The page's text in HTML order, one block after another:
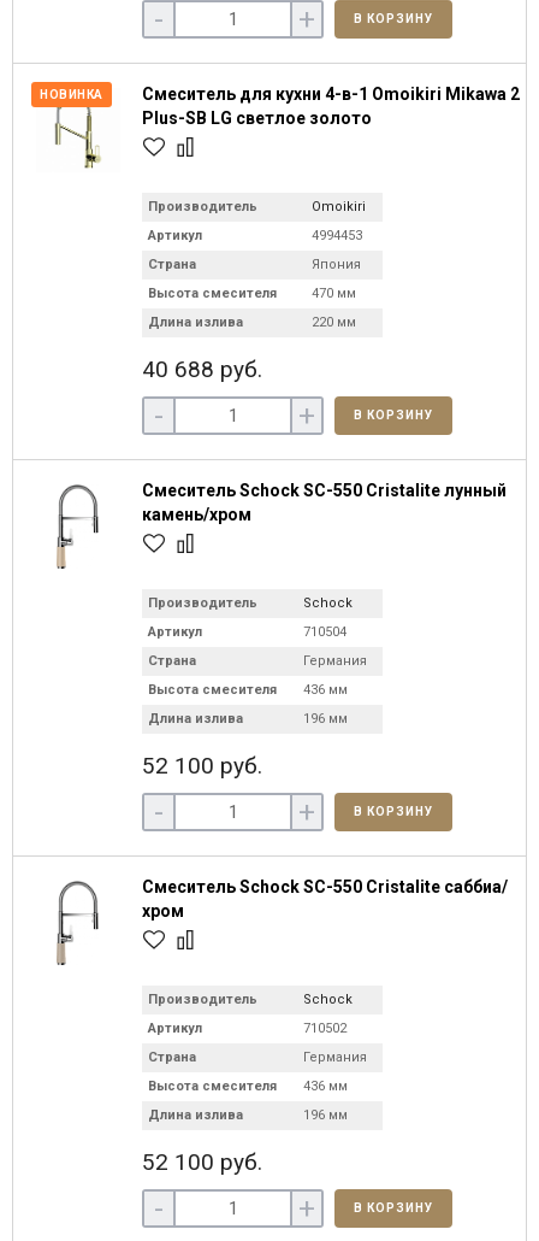
- + В КОРЗИНУ
НОВИНКА
Смеситель для кухни 4-в-1 Omoikiri Mikawa 2
Plus-SB LG светлое золото
Производитель
Omoikiri
Артикул
4994453
Страна
Япония
Высота смесителя
470 мм
Длина излива
220 мм
40 688 руб.
- + В КОРЗИНУ
Смеситель Schock SC-550 Cristalite лунный
камень/хром
Производитель
Schock
Артикул
710504
Страна
Германия
Высота смесителя
436 мм
Длина излива
196 мм
52 100 руб.
- + В КОРЗИНУ
Смеситель Schock SC-550 Cristalite саббиа/
хром
Производитель
Schock
Артикул
710502
Страна
Германия
Высота смесителя
436 мм
Длина излива
196 мм
52 100 руб.
- + В КОРЗИНУ